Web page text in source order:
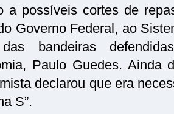
a possíveis cortes de
Governo Federal, ao
bandeiras
Paulo Guedes. Ainda
declarou que era
S”.